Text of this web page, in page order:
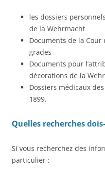
les dossiers
de la Wehrmacht
Documents de la Cour
grades
Documents pour
décorations de la
Dossiers médicaux
1899.
Quelles recherches
Si vous recherchez des
particulier :